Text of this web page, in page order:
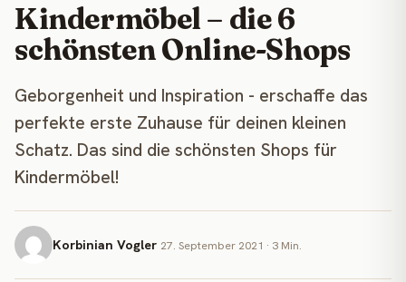
Kindermöbel – die 6
schönsten Online-Shops
Geborgenheit und Inspiration - erschaffe das
perfekte erste Zuhause für deinen kleinen
Schatz. Das sind die schönsten Shops für
Kindermöbel!
Korbinian Vogler 27. September 2021 · 3 Min.